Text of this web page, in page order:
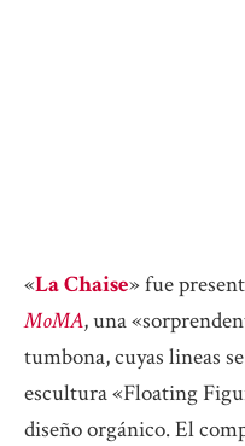
«La Chaise» fue
MoMA, una
tumbona, cuyas lineas
escultura «Floating
diseño orgánico. El